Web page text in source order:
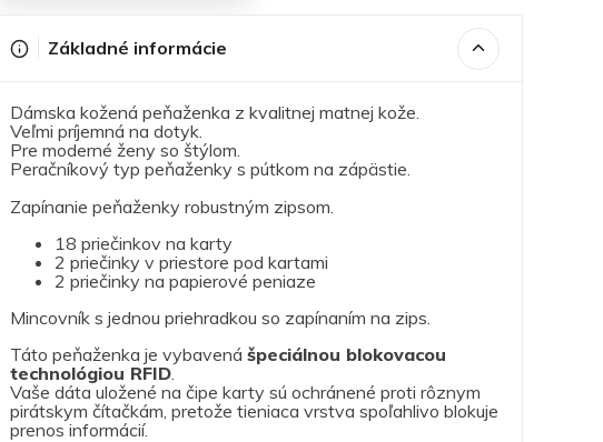
Jennifer Jones dámska
kožená peňaženka,
červená (5243-2)
Franko dámska kožená
peňaženka, čierna (449)
Základné informácie
Dámska kožená peňaženka z kvalitnej matnej kože.
Veľmi príjemná na dotyk.
Pre moderné ženy so štýlom.
Peračníkový typ peňaženky s pútkom na zápästie.
Zapínanie peňaženky robustným zipsom.
18 priečinkov na karty
2 priečinky v priestore pod kartami
2 priečinky na papierové peniaze
Mincovník s jednou priehradkou so zapínaním na zips.
Táto peňaženka je vybavená špeciálnou blokovacou
technológiou RFID.
Vaše dáta uložené na čipe karty sú ochránené proti rôznym
pirátskym čítačkám, pretože tieniaca vrstva spoľahlivo blokuje
prenos informácií.